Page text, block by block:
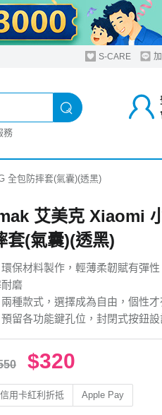
S-CARE
務
全包防摔套(氣囊)(透黑)
艾美克 Xiaomi
套(氣囊)(透黑)
環保材料製作，輕薄柔韌賦有彈
磨
兩種款式，選擇成為自由，個性
預留各功能鍵孔位，封閉式按鈕
$320
信用卡紅利折抵 Apple Pay